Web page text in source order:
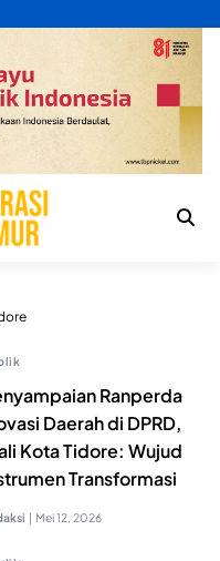
Ranperda
Daerah di DPRD,
Kota Tidore: Wujud
Transformasi
| Mei 12, 2026